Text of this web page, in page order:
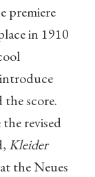
premiere
in 1910
score.
revised
Kleider
the Neues